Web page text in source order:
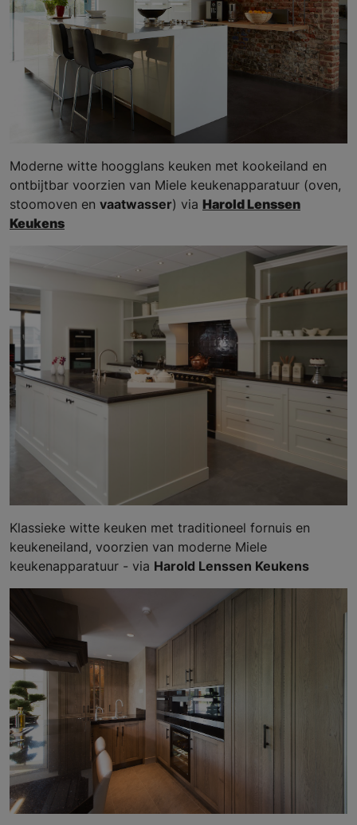
Moderne witte hoogglans keuken met kookeiland en
ontbijtbar voorzien van Miele keukenapparatuur (oven,
stoomoven en vaatwasser) via Harold Lenssen
Keukens
Klassieke witte keuken met traditioneel fornuis en
keukeneiland, voorzien van moderne Miele
keukenapparatuur - via Harold Lenssen Keukens